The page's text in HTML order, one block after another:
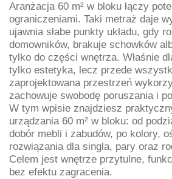
Aranżacja 60 m² w bloku łączy
ograniczeniami. Taki metraż daje
ujawnia słabe punkty układu, gdy
domowników, brakuje schowków
tylko do części wnętrza. Właśnie
tylko estetyka, lecz przede
zaprojektowana przestrzeń
zachowuje swobodę poruszania i
W tym wpisie znajdziesz
urządzania 60 m² w bloku: od
dobór mebli i zabudów, po kolory,
rozwiązania dla singla, pary oraz
Celem jest wnętrze przytulne,
bez efektu zagracenia.